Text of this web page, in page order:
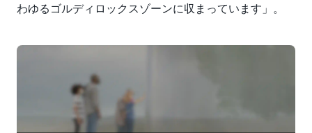
わゆるゴルディロックスゾーンに収まっています」。